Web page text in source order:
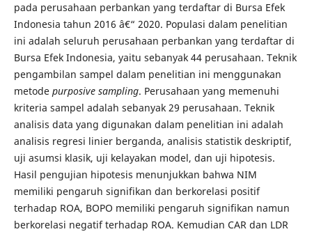
pada perusahaan perbankan yang terdaftar di Bursa Efek
Indonesia tahun 2016 â€“ 2020. Populasi dalam penelitian
ini adalah seluruh perusahaan perbankan yang terdaftar di
Bursa Efek Indonesia, yaitu sebanyak 44 perusahaan. Teknik
pengambilan sampel dalam penelitian ini menggunakan
metode purposive sampling. Perusahaan yang memenuhi
kriteria sampel adalah sebanyak 29 perusahaan. Teknik
analisis data yang digunakan dalam penelitian ini adalah
analisis regresi linier berganda, analisis statistik deskriptif,
uji asumsi klasik, uji kelayakan model, dan uji hipotesis.
Hasil pengujian hipotesis menunjukkan bahwa NIM
memiliki pengaruh signifikan dan berkorelasi positif
terhadap ROA, BOPO memiliki pengaruh signifikan namun
berkorelasi negatif terhadap ROA. Kemudian CAR dan LDR